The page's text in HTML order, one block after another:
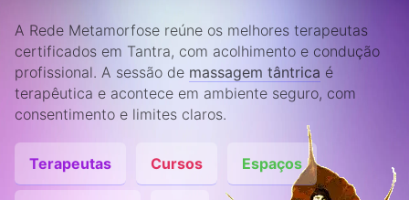
A Rede Metamorfose reúne os melhores terapeutas
certificados em Tantra, com acolhimento e condução
profissional. A sessão de massagem tântrica é
terapêutica e acontece em ambiente seguro, com
consentimento e limites claros.
Terapeutas Cursos Espaços